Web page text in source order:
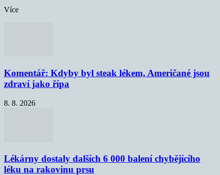
Více
Komentář: Kdyby byl steak lékem, Američané jsou
zdraví jako řípa
8. 8. 2026
Lékárny dostaly dalších 6 000 balení chybějícího
léku na rakovinu prsu